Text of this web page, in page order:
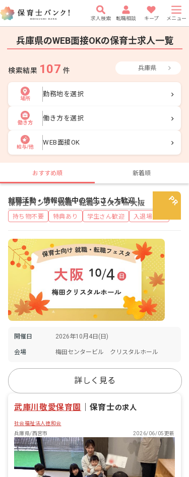
求人検索 転職相談 キープ メニュー
兵庫県のWEB面接OKの保育士求人一覧
検索結果 107 件 兵庫県
場所
勤務地を選択
働き方
働き方を選択
給与/他
WEB面接OK
おすすめ順 新着順
保育士バンク！就職・転職フェスタ in 大阪
就職活動・情報収集中の学生さん大歓迎！
持ち物不要 特典あり 学生さん歓迎 入退場自由
開催日 2026年10月4日(日)
会場 梅田センタービル クリスタルホール
詳しく見る
武庫川敬愛保育園 保育士の求人
社会福祉法人徳和会
兵庫県/西宮市
2026/06/05更新